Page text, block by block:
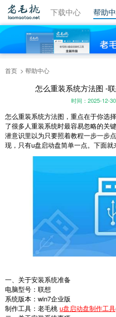
视频教程 下载中心 帮助
首页 帮助中心
怎么重装系统方法图 -
时间：2025-12-30
怎么重装系统方法图，重点在于你选
了很多人重装系统时最容易忽略的关
潜意识里以为只要照着教程一步一步
现，只有u盘启动盘简单一点。下面就
一、关于安装系统准备
电脑型号：联想
系统版本：win7企业版
制作工具：老毛桃 u盘启动盘制作工具